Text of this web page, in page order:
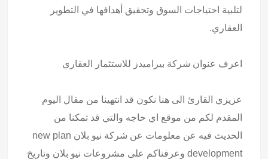
لتلبية احتياجات السوق وتحقيق أهدافها في التطوير
العقاري.
اعرف عنوان شركة بيراميدز للاستثمار العقاري
عزيزي القارئ الى هنا نكون قد انتهينا من مقال اليوم
المقدم لكم من موقع اي حاجه والتي قد تمكنا من
الحديث فيه عن معلومات عن شركة نيو بلان new plan
development وعرفناكم على مشروعات نيو بلان وتاريخ